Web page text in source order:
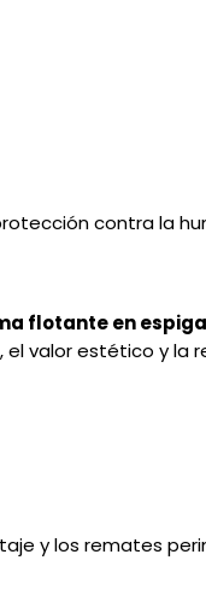
contra la
flotante en espiga
valor estético y la
y los remates